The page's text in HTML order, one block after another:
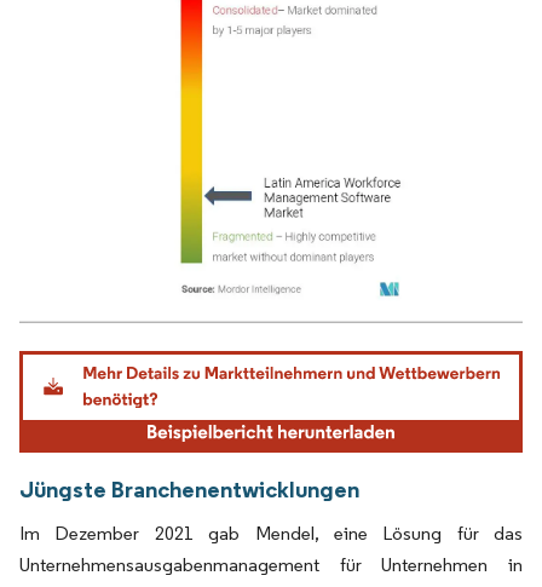
Bild © Mordor Intelligence. Wiederverwendung erfordert Namensnennung gemäß
Jüngste Branchenentwicklungen
Im Dezember 2021 gab Mendel, eine Lösung für das
Unternehmensausgabenmanagement für Unternehmen in